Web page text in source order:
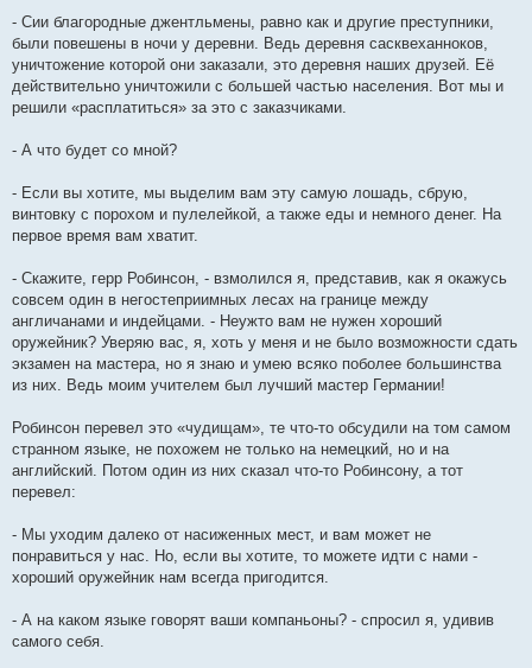
- Сии благородные джентльмены, равно как и другие преступники,
были повешены в ночи у деревни. Ведь деревня сасквеханноков,
уничтожение которой они заказали, это деревня наших друзей. Её
действительно уничтожили с большей частью населения. Вот мы и
решили «расплатиться» за это с заказчиками.
- А что будет со мной?
- Если вы хотите, мы выделим вам эту самую лошадь, сбрую,
винтовку с порохом и пулелейкой, а также еды и немного денег. На
первое время вам хватит.
- Скажите, герр Робинсон, - взмолился я, представив, как я окажусь
совсем один в негостеприимных лесах на границе между
англичанами и индейцами. - Неужто вам не нужен хороший
оружейник? Уверяю вас, я, хоть у меня и не было возможности сдать
экзамен на мастера, но я знаю и умею всяко поболее большинства
из них. Ведь моим учителем был лучший мастер Германии!
Робинсон перевел это «чудищам», те что-то обсудили на том самом
странном языке, не похожем не только на немецкий, но и на
английский. Потом один из них сказал что-то Робинсону, а тот
перевел:
- Мы уходим далеко от насиженных мест, и вам может не
понравиться у нас. Но, если вы хотите, то можете идти с нами -
хороший оружейник нам всегда пригодится.
- А на каком языке говорят ваши компаньоны? - спросил я, удивив
самого себя.